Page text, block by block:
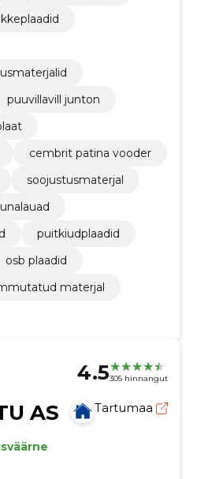
puuvillavill junton
cembrit patina vooder
soojustusmaterjal
puitkiudplaadid
osb plaadid
materjal
4.5305 hinnangut
AS Tartumaa